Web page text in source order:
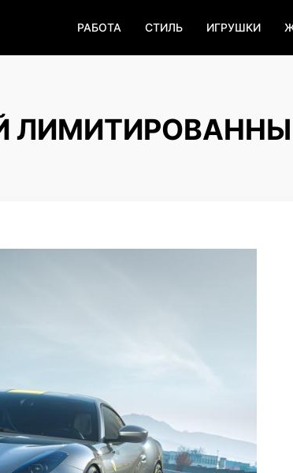
РАБОТА СТИЛЬ ИГРУШКИ